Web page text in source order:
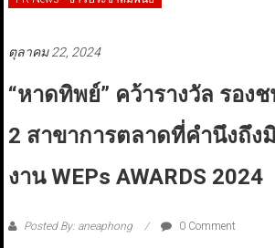
ตุลาคม 22, 2024
“หาดทิพย์” คว้ารางวัล รอง
2 สาขาการตลาดที่คำนึงถึง
งาน WEPs AWARDS 2024
Posted By: aneaphong 0 Comment